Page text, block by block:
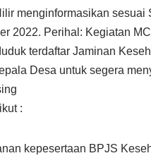
menginformasikan
2022. Perihal: Kegiatan
terdaftar Jaminan
Desa untuk segera
:
kepesertaan BPJS